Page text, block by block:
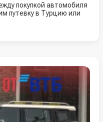
покупкой автомобиля
путевку в Турцию или